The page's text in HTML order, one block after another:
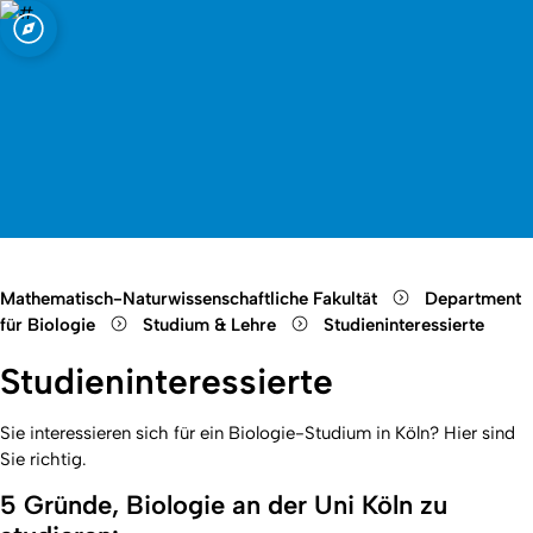
Open quicklink menu
Mathematisch-Naturwissenschaftliche Fakultät
Department
für Biologie
Studium & Lehre Studieninteressierte
Studieninteressierte
Sie interessieren sich für ein Biologie-Studium in Köln? Hier sind
Sie richtig.
5 Gründe, Biologie an der Uni Köln zu